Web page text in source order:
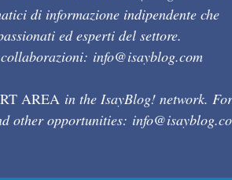
di informazione indipendente che
ed esperti del settore.
info@isayblog.com
AREA in the IsayBlog! network. For
other opportunities: